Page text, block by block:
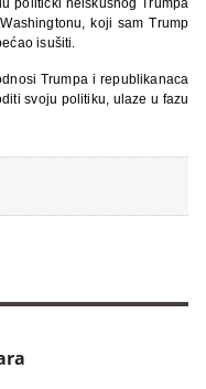
koji sam Trump
isušiti.
Trumpa i republikanaca
svoju politiku, ulaze u fazu